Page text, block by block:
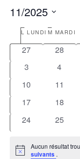
11/2025
Sélectionnez
date.
Calendrier
de
Évènements
L LUNDI M MARDI
0
27
0
28
0
3
0
4
0
10
0
11
0
17
0
18
0
24
0
25
Notice
Aucun résultat
suivants .